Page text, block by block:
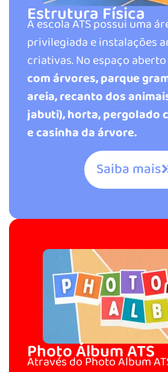
Estrutura Física
A escola ATS possui uma
privilegiada e instalações
criativas. No espaço
com árvores, parque
areia, recanto dos
jabuti), horta, pergolado
e casinha da árvore.
Saiba mais
Photo Álbum ATS
Através do Photo Album